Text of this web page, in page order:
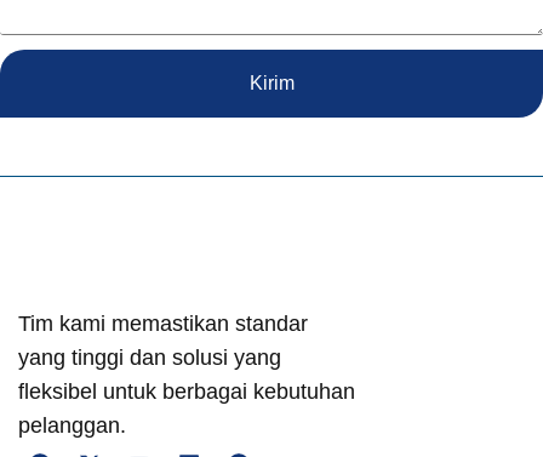
Kirim
Tim kami memastikan standar
yang tinggi dan solusi yang
fleksibel untuk berbagai kebutuhan
pelanggan.